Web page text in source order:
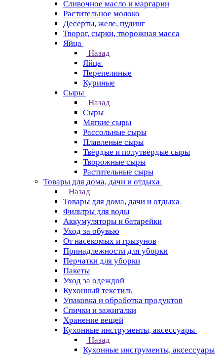
Сливочное масло и маргарин
Растительное молоко
Десерты, желе, пудинг
Творог, сырки, творожная масса
Яйца
Назад
Яйца
Перепелиные
Куриные
Сыры
Назад
Сыры
Мягкие сыры
Рассольные сыры
Плавленые сыры
Твёрдые и полутвёрдые сыры
Творожные сыры
Растительные сыры
Товары для дома, дачи и отдыха
Назад
Товары для дома, дачи и отдыха
Фильтры для воды
Аккумуляторы и батарейки
Уход за обувью
От насекомых и грызунов
Принадлежности для уборки
Перчатки для уборки
Пакеты
Уход за одеждой
Кухонный текстиль
Упаковка и обработка продуктов
Спички и зажигалки
Хранение вещей
Кухонные инструменты, аксессуары
Назад
Кухонные инструменты, аксессуары